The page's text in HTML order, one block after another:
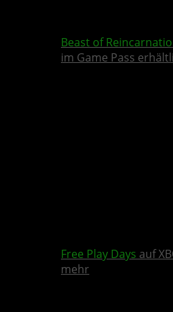
Beast of
im Game Pass
Free Play Days auf
mehr